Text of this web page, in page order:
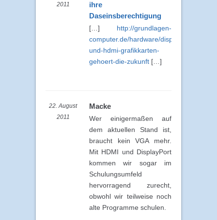
2011
ihre
Daseinsberechtigung
[…] http://grundlagen-
computer.de/hardware/displayport-
und-hdmi-grafikkarten-
gehoert-die-zukunft […]
22. August
2011
Macke
Wer einigermaßen auf
dem aktuellen Stand ist,
braucht kein VGA mehr.
Mit HDMI und DisplayPort
kommen wir sogar im
Schulungsumfeld
hervorragend zurecht,
obwohl wir teilweise noch
alte Programme schulen.